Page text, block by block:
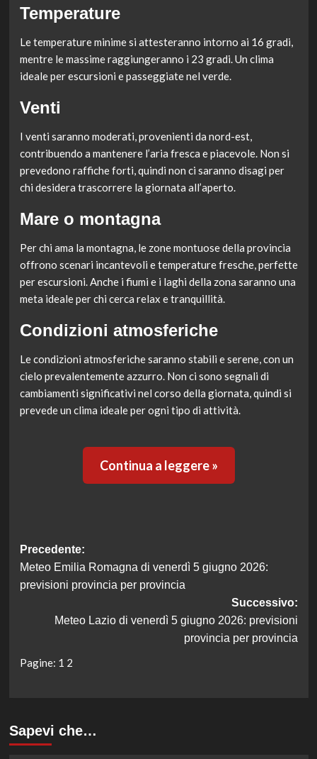
Temperature
Le temperature minime si attesteranno intorno ai 16 gradi,
mentre le massime raggiungeranno i 23 gradi. Un clima
ideale per escursioni e passeggiate nel verde.
Venti
I venti saranno moderati, provenienti da nord-est,
contribuendo a mantenere l’aria fresca e piacevole. Non si
prevedono raffiche forti, quindi non ci saranno disagi per
chi desidera trascorrere la giornata all’aperto.
Mare o montagna
Per chi ama la montagna, le zone montuose della provincia
offrono scenari incantevoli e temperature fresche, perfette
per escursioni. Anche i fiumi e i laghi della zona saranno una
meta ideale per chi cerca relax e tranquillità.
Condizioni atmosferiche
Le condizioni atmosferiche saranno stabili e serene, con un
cielo prevalentemente azzurro. Non ci sono segnali di
cambiamenti significativi nel corso della giornata, quindi si
prevede un clima ideale per ogni tipo di attività.
Continua a leggere »
Navigazione
articolo
Precedente:
Meteo Emilia Romagna di venerdì 5 giugno 2026:
previsioni provincia per provincia
Successivo:
Meteo Lazio di venerdì 5 giugno 2026: previsioni
provincia per provincia
Pagine: 1 2
Sapevi che…